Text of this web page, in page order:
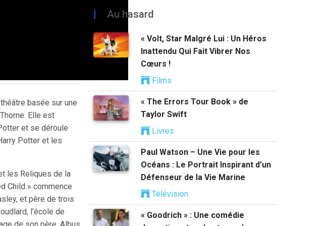
basée sur une
Elle est
et se déroule
Potter et les
les Reliques de la
Child » commence
et père de trois
l’école de
| Au hasard
« Volt, Star Malgré Lui : Un Héros
Inattendu Qui Fait Vibrer Nos
Cœurs !
Films
« The Errors Tour Book » de
Taylor Swift
Livres
Paul Watson – Une Vie pour les
Océans : Le Portrait Inspirant d’un
Défenseur de la Vie Marine
Télévision
« Goodrich » : Une comédie